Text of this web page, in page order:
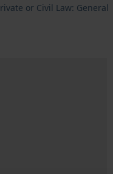
or Civil Law: General